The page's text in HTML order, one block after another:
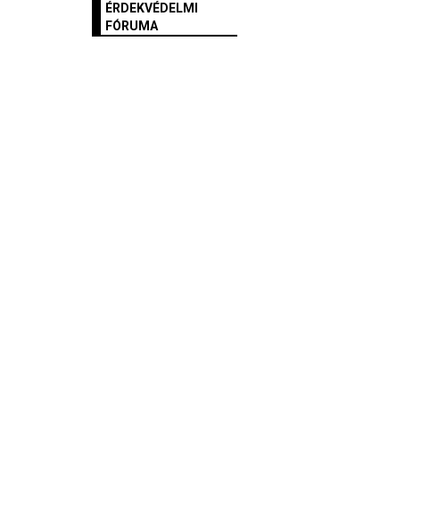
ÉRDEKVÉDELMI
FÓRUMA